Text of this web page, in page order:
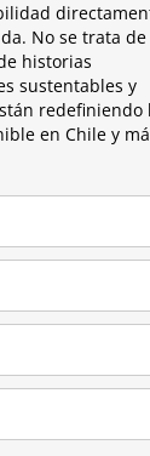
No se trata de
historias
sustentables y
redefiniendo
en Chile y